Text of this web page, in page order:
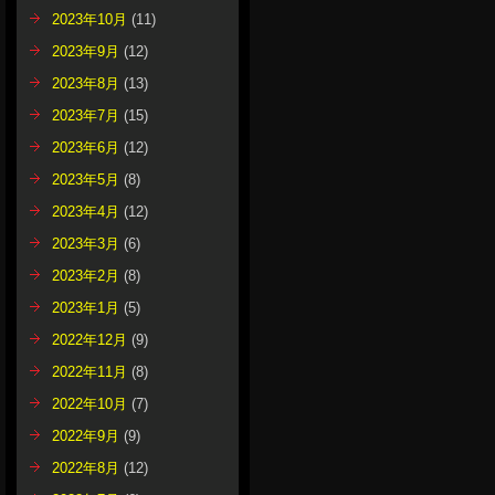
2023年10月 (11)
2023年9月 (12)
2023年8月 (13)
2023年7月 (15)
2023年6月 (12)
2023年5月 (8)
2023年4月 (12)
2023年3月 (6)
2023年2月 (8)
2023年1月 (5)
2022年12月 (9)
2022年11月 (8)
2022年10月 (7)
2022年9月 (9)
2022年8月 (12)